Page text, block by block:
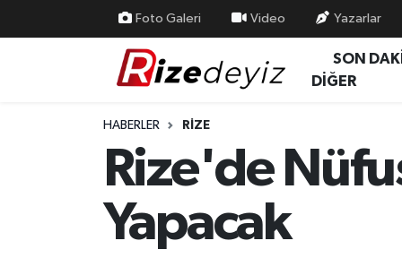
Foto Galeri Video Yazarlar
SON
DİĞER
HABERLER RIZE
Rize'de
Yapacak
Yurttan Haberler
Ekonomi
Rize Nöbetçi Eczaneler
Rize Trafik Yoğunluk Haritası
Süper Lig Puan Durumu ve Fikstür